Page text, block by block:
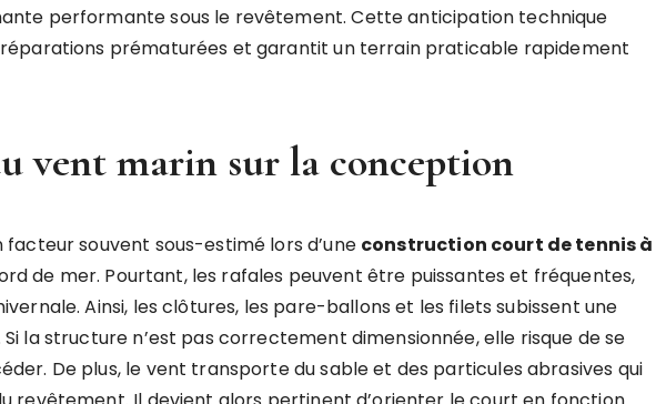
performante sous le revêtement. Cette anticipation technique
prématurées et garantit un terrain praticable rapidement
vent marin sur la conception
facteur souvent sous-estimé lors d’une construction court de tennis à
de mer. Pourtant, les rafales peuvent être puissantes et fréquentes,
Ainsi, les clôtures, les pare-ballons et les filets subissent une
la structure n’est pas correctement dimensionnée, elle risque de se
De plus, le vent transporte du sable et des particules abrasives qui